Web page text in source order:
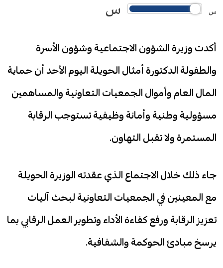
س س
أكدت وزيرة الشؤون الاجتماعية وشؤون الأسرة
والطفولة الدكتورة أمثال الحويلة اليوم الأحد أن حماية
المال العام وأموال الجمعيات التعاونية والمساهمين
مسؤولية وطنية وأمانة وظيفية تستوجب الرقابة
المستمرة ولا تقبل التهاون.
جاء ذلك خلال الاجتماع الذي عقدته الوزيرة الحويلة
مع المعينين في الجمعيات التعاونية لبحث آليات
تعزيز الرقابة ورفع كفاءة الأداء وتطوير العمل الرقابي بما
يرسخ مبادئ الحوكمة والشفافية.